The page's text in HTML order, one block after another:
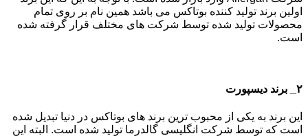
اولین برند تولید کننده بوتاکس می باشد همین نام بر روی تمام
محصولات تولید شده توسط شرکت های مختلف قرار گرفته شده
است.
۲_ برند دیسپورت
این برند به یکی از محبوب ترین برند های بوتاکس در دنیا تبدیل شده
است که توسط شرکت انگلیسی گالدرما تولید شده است. البته این